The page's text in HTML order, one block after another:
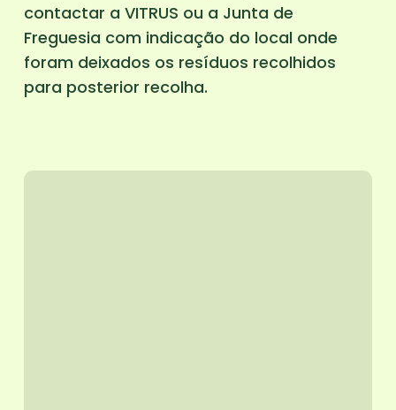
contactar a VITRUS ou a Junta de
Freguesia com indicação do local onde
foram deixados os resíduos recolhidos
para posterior recolha.